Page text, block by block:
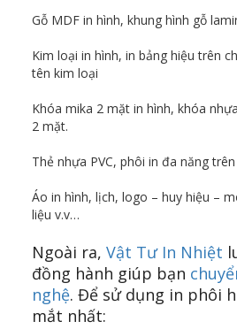
Gỗ MDF in hình, khung hình gỗ
Kim loại in hình, in bảng hiệu trên
tên kim loại
Khóa mika 2 mặt in hình, khóa
2 mặt.
Thẻ nhựa PVC, phôi in đa năng
Áo in hình, lịch, logo – huy hiệu –
liệu v.v…
Ngoài ra, Vật Tư In Nhiệt
đồng hành giúp bạn
nghệ. Để sử dụng in phôi
mắt nhất: